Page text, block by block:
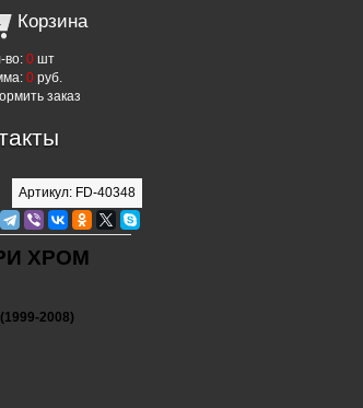
Корзина
во: 0 шт
0 руб.
заказ
Артикул: FD-40348
ХРОМ
2008)